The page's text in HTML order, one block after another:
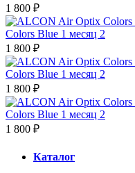
1 800 ₽
Colors Blue 1 месяц 2
1 800 ₽
Colors Blue 1 месяц 2
1 800 ₽
Colors Blue 1 месяц 2
1 800 ₽
Каталог